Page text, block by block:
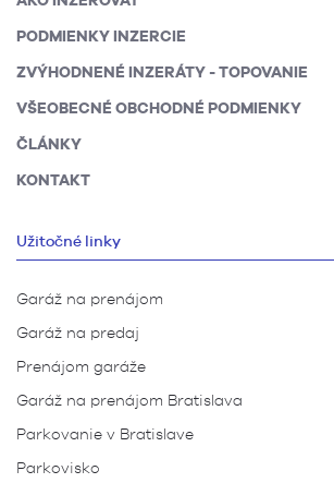
PODMIENKY INZERCIE
ZVÝHODNENÉ INZERÁTY - TOPOVANIE
VŠEOBECNÉ OBCHODNÉ PODMIENKY
ČLÁNKY
KONTAKT
Užitočné linky
Garáž na prenájom
Garáž na predaj
Prenájom garáže
Garáž na prenájom Bratislava
Parkovanie v Bratislave
Parkovisko